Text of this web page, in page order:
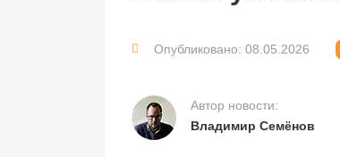
Опубликовано: 08.05.2026
Автор новости:
Владимир Семёнов